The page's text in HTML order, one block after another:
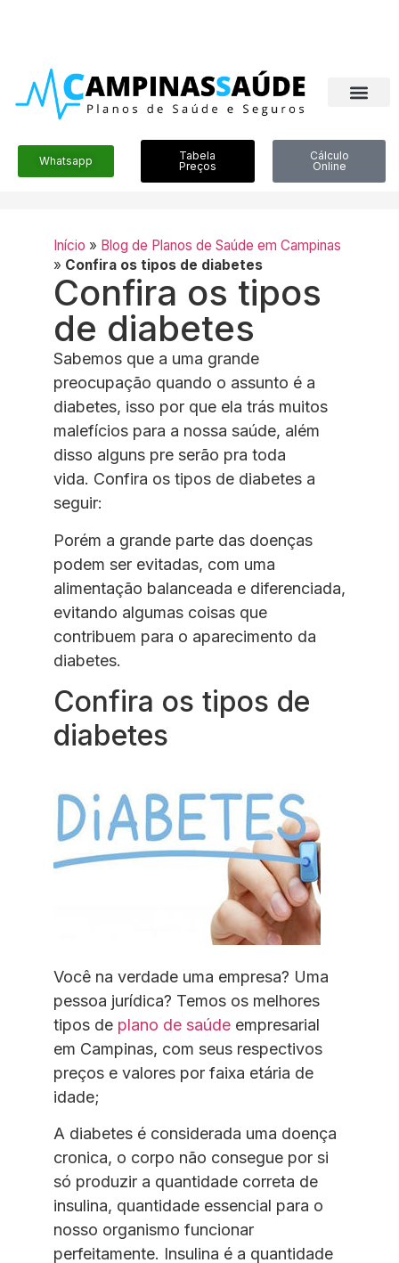
Whatsapp
Tabela
Preços
Cálculo
Online
Início » Blog de Planos de Saúde em Campinas
» Confira os tipos de diabetes
Confira os tipos
de diabetes
Sabemos que a uma grande
preocupação quando o assunto é a
diabetes, isso por que ela trás muitos
malefícios para a nossa saúde, além
disso alguns pre serão pra toda
vida. Confira os tipos de diabetes a
seguir:
Porém a grande parte das doenças
podem ser evitadas, com uma
alimentação balanceada e diferenciada,
evitando algumas coisas que
contribuem para o aparecimento da
diabetes.
Confira os tipos de
diabetes
Você na verdade uma empresa? Uma
pessoa jurídica? Temos os melhores
tipos de plano de saúde empresarial
em Campinas, com seus respectivos
preços e valores por faixa etária de
idade;
A diabetes é considerada uma doença
cronica, o corpo não consegue por si
só produzir a quantidade correta de
insulina, quantidade essencial para o
nosso organismo funcionar
perfeitamente. Insulina é a quantidade